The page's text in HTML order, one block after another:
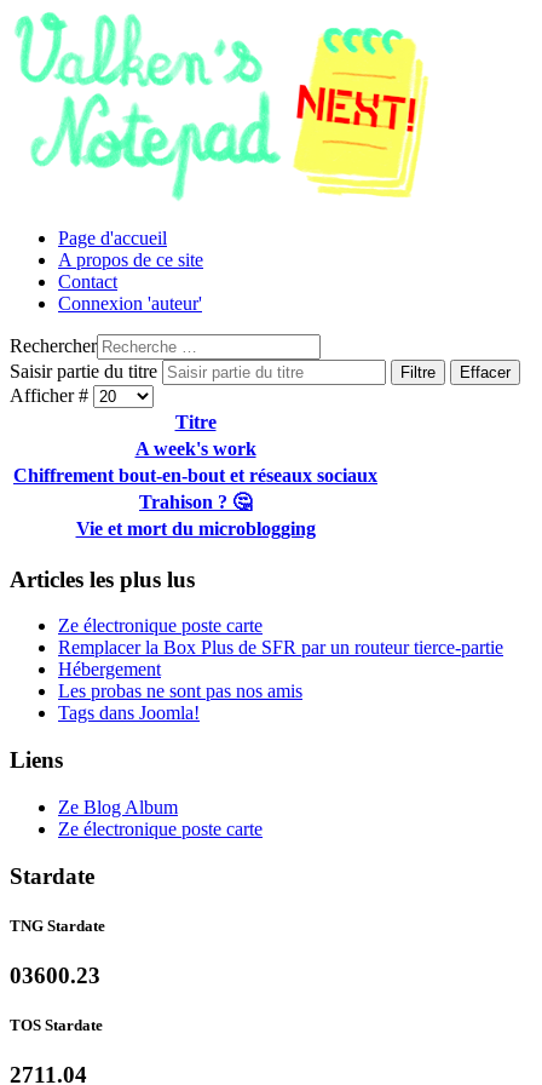
Page d'accueil
A propos de ce site
Contact
Connexion 'auteur'
Rechercher
Saisir partie du titre
Filtre Effacer
Afficher #
Titre
A week's work
Chiffrement bout-en-bout et réseaux sociaux
Trahison ? 🤔
Vie et mort du microblogging
Articles les plus lus
Ze électronique poste carte
Remplacer la Box Plus de SFR par un routeur tierce-partie
Hébergement
Les probas ne sont pas nos amis
Tags dans Joomla!
Liens
Ze Blog Album
Ze électronique poste carte
Stardate
TNG Stardate
03600.23
TOS Stardate
2711.04